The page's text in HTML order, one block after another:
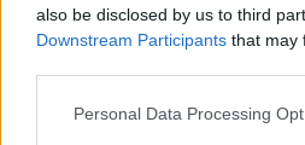
also be disclosed by us to third
Downstream Participants that may
Personal Data Processing
Για ακόμη περισσότερανέα,
ειδήσεωντου E-Daily.gr
Ακολουθήστε το E-